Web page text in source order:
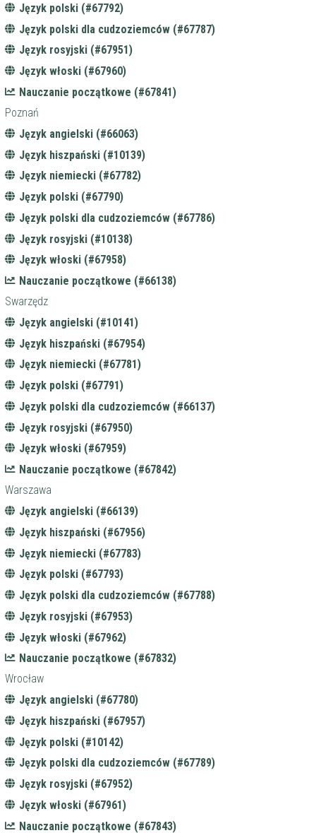
Język polski (#67792)
Język polski dla cudzoziemców (#67787)
Język rosyjski (#67951)
Język włoski (#67960)
Nauczanie początkowe (#67841)
Poznań
Język angielski (#66063)
Język hiszpański (#10139)
Język niemiecki (#67782)
Język polski (#67790)
Język polski dla cudzoziemców (#67786)
Język rosyjski (#10138)
Język włoski (#67958)
Nauczanie początkowe (#66138)
Swarzędz
Język angielski (#10141)
Język hiszpański (#67954)
Język niemiecki (#67781)
Język polski (#67791)
Język polski dla cudzoziemców (#66137)
Język rosyjski (#67950)
Język włoski (#67959)
Nauczanie początkowe (#67842)
Warszawa
Język angielski (#66139)
Język hiszpański (#67956)
Język niemiecki (#67783)
Język polski (#67793)
Język polski dla cudzoziemców (#67788)
Język rosyjski (#67953)
Język włoski (#67962)
Nauczanie początkowe (#67832)
Wrocław
Język angielski (#67780)
Język hiszpański (#67957)
Język polski (#10142)
Język polski dla cudzoziemców (#67789)
Język rosyjski (#67952)
Język włoski (#67961)
Nauczanie początkowe (#67843)